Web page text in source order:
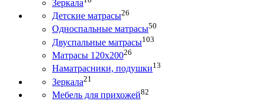
Зеркала
Детские матрасы26
Односпальные матрасы50
Двуспальные матрасы103
Матрасы 120х20026
Наматрасники, подушки13
Зеркала21
Мебель для прихожей82